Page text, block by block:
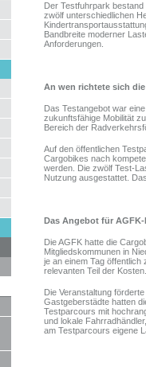
Der Testfuhrpark
zwölf unterschiedlichen
Bandbreite moderner
Anforderungen.
An wen richtete sich
Das Testangebot war
zukunftsfähige Mobilität
Bereich der
Auf den öffentlichen
Cargobikes nach
werden. Die zwölf Test-
Nutzung ausgestattet.
Das Angebot für
Die AGFK hatte die
Mitgliedskommunen in
je an einem Tag öffentlich
relevanten Teil der
Die Veranstaltung
Gastgeberstädte hatten
Testparcours mit
und lokale
am Testparcours eigene